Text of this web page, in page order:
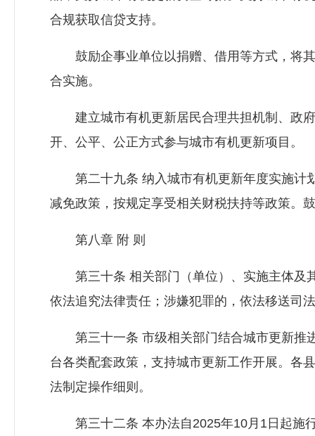
合规获取信贷支持。
鼓励企事业单位以捐赠、借用等方式，将其
合实施。
建立城市有机更新居民合理共担机制、政府
开、公平、公正方式参与城市有机更新项目。
第二十九条 纳入城市有机更新年度实施计
减免政策，按规定享受相关财税扶持等政策。
第八章 附 则
第三十条 相关部门（单位）、实施主体及
依法追究法律责任；涉嫌犯罪的，依法移送司
第三十一条 市级相关部门结合城市更新推
台各类配套政策，支持城市更新工作开展。各
法制定操作细则。
第三十二条 本办法自2025年10月1日起施